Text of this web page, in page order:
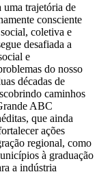
uma trajetória de
consciente
coletiva e
desafiada a
e
do nosso
décadas de
caminhos
ABC
que ainda
ações
regional, como
à graduação
a indústria